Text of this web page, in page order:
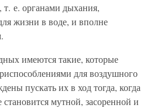
е. органами дыхания,
жизни в воде, и вполне
имеются такие, которые
для воздушного
пускать их в ход тогда, когда
становится мутной, засоренной и